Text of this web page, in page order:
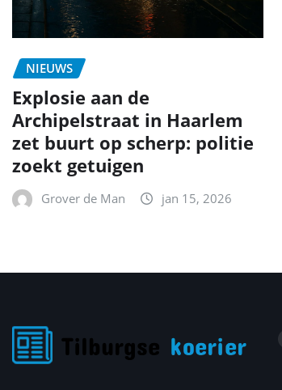
NIEUWS
Explosie aan de
Archipelstraat in Haarlem
zet buurt op scherp: politie
zoekt getuigen
Grover de Man jan 15, 2026